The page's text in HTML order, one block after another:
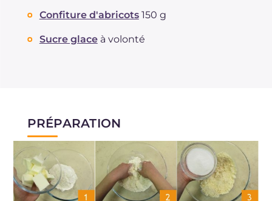
Confiture d'abricots 150 g
Sucre glace à volonté
PRÉPARATION